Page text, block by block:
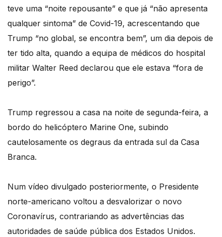
teve uma “noite repousante” e que já “não apresenta
qualquer sintoma” de Covid-19, acrescentando que
Trump “no global, se encontra bem”, um dia depois de
ter tido alta, quando a equipa de médicos do hospital
militar Walter Reed declarou que ele estava “fora de
perigo”.
Trump regressou a casa na noite de segunda-feira, a
bordo do helicóptero Marine One, subindo
cautelosamente os degraus da entrada sul da Casa
Branca.
Num vídeo divulgado posteriormente, o Presidente
norte-americano voltou a desvalorizar o novo
Coronavírus, contrariando as advertências das
autoridades de saúde pública dos Estados Unidos.